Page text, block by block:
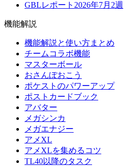
GBLレポート2026年7月2週
機能解説
機能解説と使い方まとめ
チームコラボ機能
マスターボール
おさんぽおこう
ポケストのパワーアップ
ポストカードブック
アバター
メガシンカ
メガエナジー
アメXL
アメXLを集めるコツ
TL40以降のタスク